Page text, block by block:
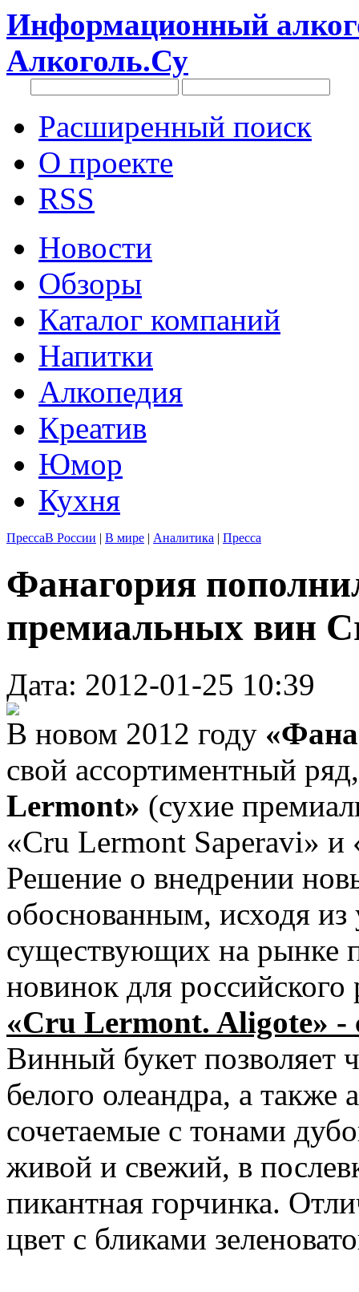
Информационный
Алкоголь.Су
Расширенный поиск
О проекте
RSS
Новости
Обзоры
Каталог компаний
Напитки
Алкопедия
Креатив
Юмор
Кухня
ПрессаВ России | В мире | Аналитика | Пресса
Фанагория
премиальных вин
Дата: 2012-01-25 10:39
В новом 2012 году
свой ассортиментный
Lermont» (сухие
«Cru Lermont Saperavi»
Решение о внедрении
обоснованным, исходя
существующих на рынке
новинок для российского
«Cru Lermont. Aligote» -
Винный букет позволяет
белого олеандра, а также
сочетаемые с тонами
живой и свежий, в
пикантная горчинка.
цвет с бликами